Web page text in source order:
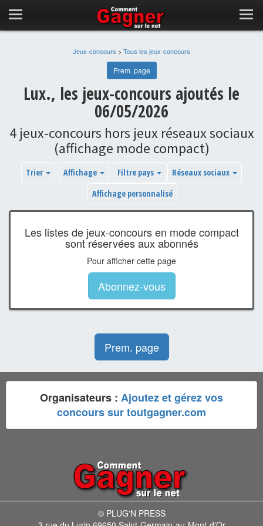
Jeux-concours > Tous les jeux-concours
Prem. page
Lux., les jeux-concours ajoutés le
06/05/2026
4 jeux-concours hors jeux réseaux sociaux
(affichage mode compact)
Trier Affichage Filtre pays
Réseaux sociaux
Affichage personnalisé
Les listes de jeux-concours en mode compact
sont réservées aux abonnés
Pour afficher cette page
Abonnez-vous
Prem. page
Organisateurs : Ajoutez et gérez vos
concours sur toutgagner.com
© PLUG'N PRESS